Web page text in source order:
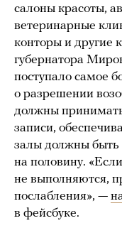
салоны красоты,
ветеринарные
конторы и другие
губернатора
поступало самое
о разрешении
должны
записи,
залы должны быть
на половину.
не выполняются,
послабления», —
в фейсбуке.